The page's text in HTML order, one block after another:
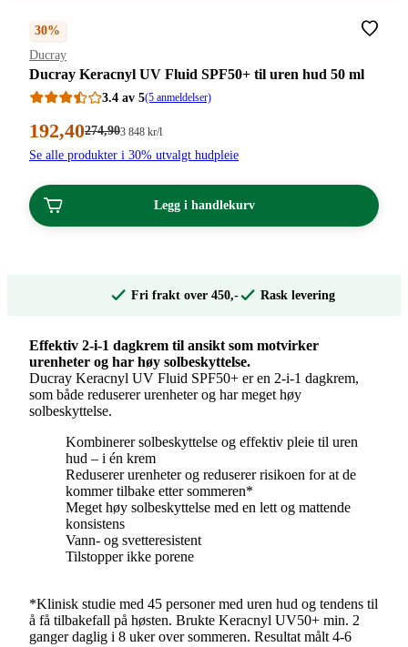
30%
Merke:
Ducray
Ducray Keracnyl UV Fluid SPF50+ til uren hud 50 ml
3.4 av 5(5 anmeldelser)
Nåværende
pris:
kroner.
192,40Førpris:
kroner.
274,90Stykkpris:
848,00/l
3 848 kr/l
Se alle produkter i 30% utvalgt hudpleie
Legg i handlekurv
Fri frakt over 450,- Rask levering
Effektiv 2-i-1 dagkrem til ansikt som motvirker
urenheter og har høy solbeskyttelse.
Ducray Keracnyl UV Fluid SPF50+ er en 2-i-1 dagkrem,
som både reduserer urenheter og har meget høy
solbeskyttelse.
Kombinerer solbeskyttelse og effektiv pleie til uren
hud – i én krem
Reduserer urenheter og reduserer risikoen for at de
kommer tilbake etter sommeren*
Meget høy solbeskyttelse med en lett og mattende
konsistens
Vann- og svetteresistent
Tilstopper ikke porene
*Klinisk studie med 45 personer med uren hud og tendens til
å få tilbakefall på høsten. Brukte Keracnyl UV50+ min. 2
ganger daglig i 8 uker over sommeren. Resultat målt 4-6